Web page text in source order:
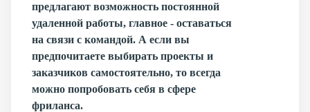
предлагают возможность постоянной
удаленной работы, главное - оставаться
на связи с командой. А если вы
предпочитаете выбирать проекты и
заказчиков самостоятельно, то всегда
можно попробовать себя в сфере
фриланса.